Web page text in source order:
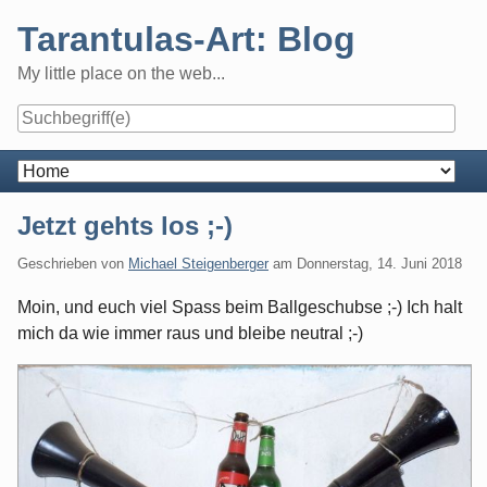
content
Tarantulas-Art: Blog
My little place on the web...
Navigation
Jetzt gehts los ;-)
Geschrieben von Michael Steigenberger am Donnerstag, 14. Juni 2018
Moin, und euch viel Spass beim Ballgeschubse ;-) Ich halt
mich da wie immer raus und bleibe neutral ;-)